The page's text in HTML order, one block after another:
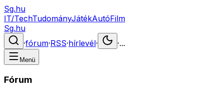
Sg.hu
IT/TechTudományJátékAutóFilm
Sg.hu
·fórum·RSS·hírlevél· ·...
Menü
Fórum